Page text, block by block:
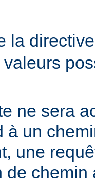
la
ne sera
à un
une
de chemin